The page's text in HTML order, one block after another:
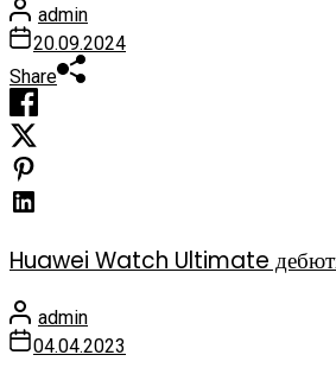
admin
20.09.2024
Share
Huawei Watch Ultimate
admin
04.04.2023